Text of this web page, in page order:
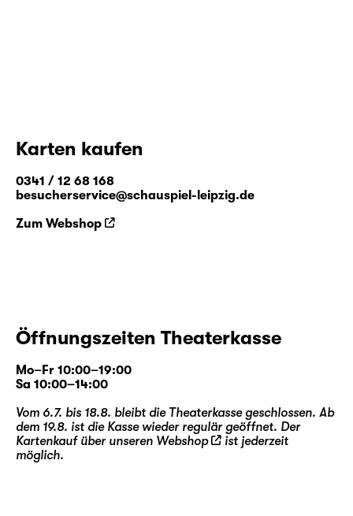
Karten kaufen
0341 / 12 68 168
besucherservice@schauspiel-leipzig.de
Zum Webshop
Öffnungszeiten Theaterkasse
Mo–Fr 10:00–19:00
Sa 10:00–14:00
Vom 6.7. bis 18.8. bleibt die Theaterkasse geschlossen. Ab
dem 19.8. ist die Kasse wieder regulär geöffnet. Der
Kartenkauf über unseren Webshop
ist jederzeit
möglich.